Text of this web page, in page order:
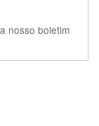
nosso boletim